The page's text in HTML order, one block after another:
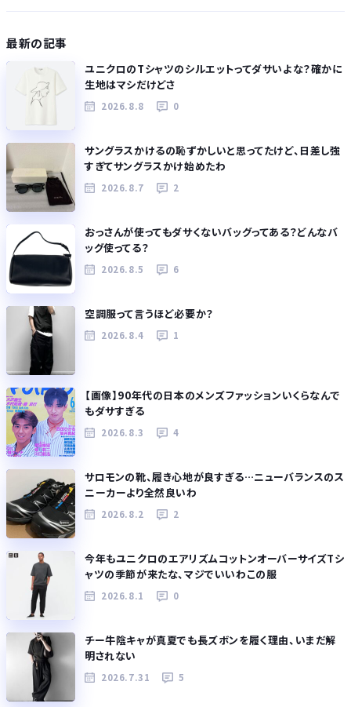
最新の記事
ユニクロのTシャツのシルエットってダサいよな？確かに
生地はマシだけどさ
2026.8.8 0
サングラスかけるの恥ずかしいと思ってたけど、日差し強
すぎてサングラスかけ始めたわ
2026.8.7 2
おっさんが使ってもダサくないバッグってある？どんなバ
ッグ使ってる？
2026.8.5 6
空調服って言うほど必要か？
2026.8.4 1
【画像】90年代の日本のメンズファッションいくらなんで
もダサすぎる
2026.8.3 4
サロモンの靴、履き心地が良すぎる…ニューバランスのス
ニーカーより全然良いわ
2026.8.2 2
今年もユニクロのエアリズムコットンオーバーサイズTシ
ャツの季節が来たな、マジでいいわこの服
2026.8.1 0
チー牛陰キャが真夏でも長ズボンを履く理由、いまだ解
明されない
2026.7.31 5